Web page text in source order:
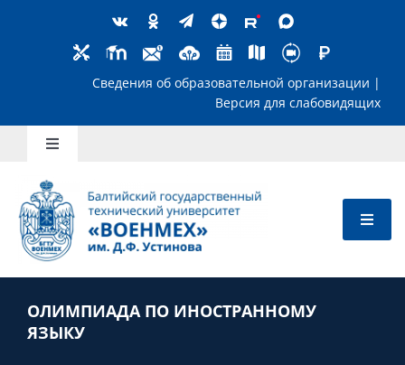
Сведения об образовательной
Toggle
Школьникам
Абитуриентам
Студентам
ОЛИМПИАДА ПО ИНОСТРАННОМУ
ЯЗЫКУ